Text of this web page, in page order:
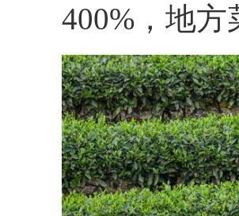
400%，地